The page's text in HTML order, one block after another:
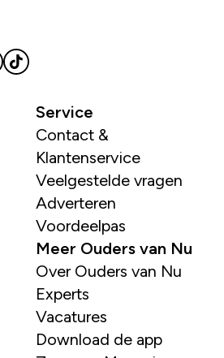
Service
Contact &
Klantenservice
Veelgestelde vragen
Adverteren
Voordeelpas
Meer Ouders van Nu
Over Ouders van Nu
Experts
Vacatures
Download de app